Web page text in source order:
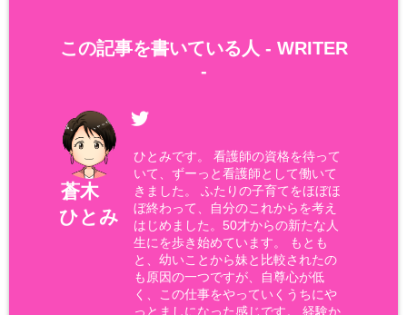
この記事を書いている人 - WRITER
-
蒼木
ひとみ
ひとみです。 看護師の資格を待って
いて、ずーっと看護師として働いて
きました。 ふたりの子育てをほぼほ
ぼ終わって、自分のこれからを考え
はじめました。50才からの新たな人
生にを歩き始めています。 もとも
と、幼いことから妹と比較されたの
も原因の一つですが、自尊心が低
く、この仕事をやっていくうちにや
っとましになった感じです。 経験か